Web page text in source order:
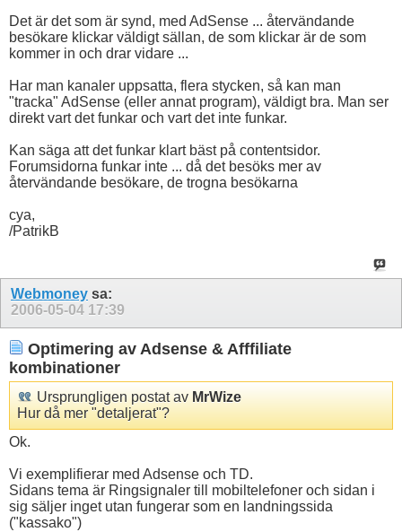
Det är det som är synd, med AdSense ... återvändande
besökare klickar väldigt sällan, de som klickar är de som
kommer in och drar vidare ...
Har man kanaler uppsatta, flera stycken, så kan man
"tracka" AdSense (eller annat program), väldigt bra. Man ser
direkt vart det funkar och vart det inte funkar.
Kan säga att det funkar klart bäst på contentsidor.
Forumsidorna funkar inte ... då det besöks mer av
återvändande besökare, de trogna besökarna
cya,
/PatrikB
Webmoney sa:
2006-05-04 17:39
Optimering av Adsense & Afffiliate
kombinationer
Ursprungligen postat av MrWize
Hur då mer "detaljerat"?
Ok.
Vi exemplifierar med Adsense och TD.
Sidans tema är Ringsignaler till mobiltelefoner och sidan i
sig säljer inget utan fungerar som en landningssida
("kassako")